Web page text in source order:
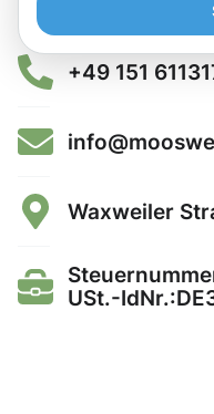
+49 151
Waxweiler
USt.-